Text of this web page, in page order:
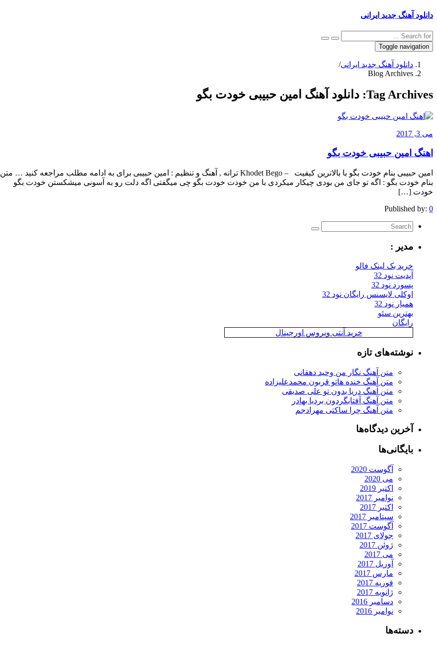
دانلود آهنگ جدید ایرانی
Toggle navigation
دانلود آهنگ جدید ایرانی/
Blog Archives
Tag Archives: دانلود آهنگ امین حبیبی خودت بگو
می 3, 2017
اهنگ امین حبیبی خودت بگو
امین حبیبی بنام خودت بگو با بالاترین کیفیت – Khodet Bego ترانه , آهنگ و تنظیم : امین حبیبی برای به ادامه مطلب مراجعه کنید … متن
بنام خودت بگو : اگه تو جای من بودی چیکار میکردی با من خودت خودت بگو چی میگفتی اگه دلت رو به آسونی میشکستن خودت بگو
خودت […]
Published by: 0
مدیر :
خرید بک لینک فالو
آپدیت نود 32
پسورد نود 32
اوکلی لایسنس رایگان نود 32
همیار نود 32
بهترین سئو
رایگان
خرید آنتی ویروس اورجینال
نوشته‌های تازه
متن آهنگ نگار من وحید دهقانی
متن آهنگ خنده هاتو قربون محمدعلیزاده
متن آهنگ دریا بدون تو علی صدیقی
متن آهنگ آفتابگردون بردیا بهادر
متن آهنگ چرا ساکتی مهرادجم
آخرین دیدگاه‌ها
بایگانی‌ها
آگوست 2020
می 2020
اکتبر 2019
نوامبر 2017
اکتبر 2017
سپتامبر 2017
آگوست 2017
جولای 2017
ژوئن 2017
می 2017
آوریل 2017
مارس 2017
فوریه 2017
ژانویه 2017
دسامبر 2016
نوامبر 2016
دسته‌ها